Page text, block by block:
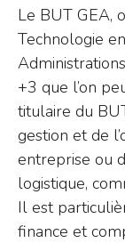
Le BUT GEA,
Technologie
+3 que l’on
titulaire du
gestion et de
entreprise ou
logistique,
Il est
finance et